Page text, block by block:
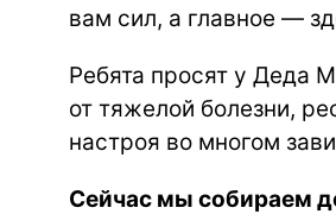
вам сил, а главное —
Ребята просят у Деда
от тяжелой болезни,
настроя во многом
Сейчас мы собираем